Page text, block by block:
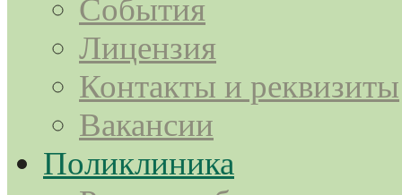
События
Лицензия
Контакты и реквизиты
Вакансии
Поликлиника